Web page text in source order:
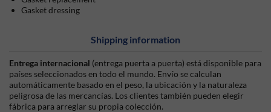
Gasket dressing
Shipping information
Entrega internacional (entrega puerta a puerta) está disponible para
países seleccionados en todo el mundo. Envío se calculan
automáticamente basado en el peso, la ubicación y la naturaleza
peligrosa de las mercancías. Los clientes también pueden elegir
fábrica para arreglar su propia colección.